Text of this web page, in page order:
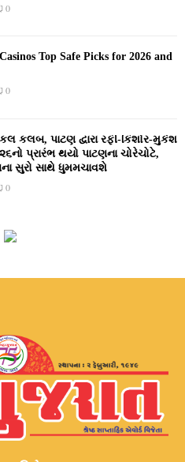
0
Top Safe Picks for 2026 and
0
કલબ, પાટણ દ્વારા રફી-કિશોર-મુકેશ
પ્રારંભ થયો પાટણના ચોરેચોટે,
સુરો સાથે ધુમમચાવશે
0